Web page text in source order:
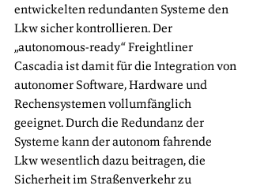
entwickelten redundanten Systeme den
Lkw sicher kontrollieren. Der
„autonomous-ready“ Freightliner
Cascadia ist damit für die Integration von
autonomer Software, Hardware und
Rechensystemen vollumfänglich
geeignet. Durch die Redundanz der
Systeme kann der autonom fahrende
Lkw wesentlich dazu beitragen, die
Sicherheit im Straßenverkehr zu